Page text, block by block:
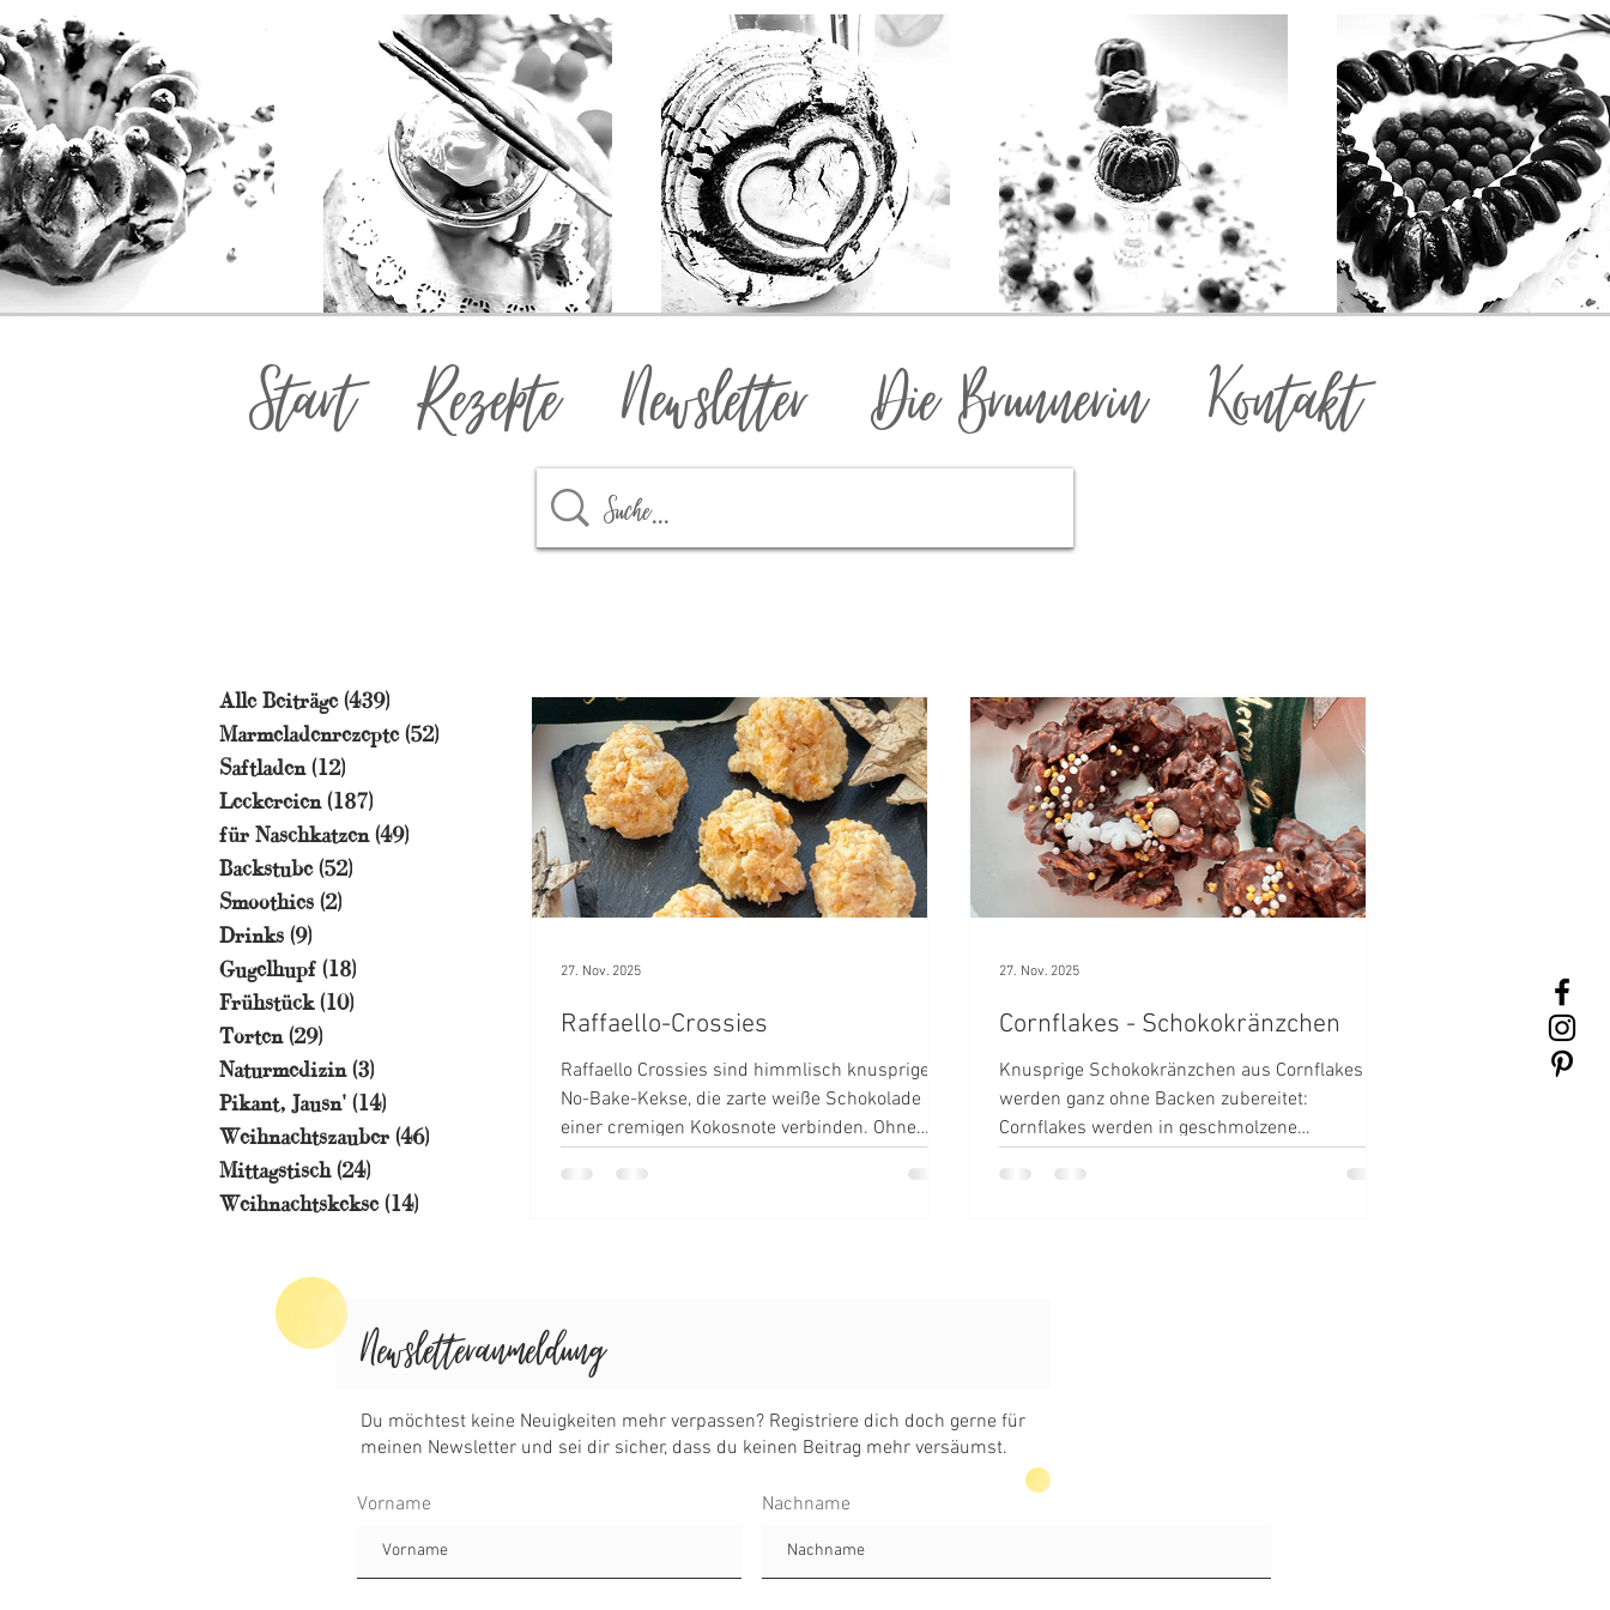
Start Rezepte Newsletter Die Brunnerin Kontakt
Alle Beiträge (439)
Marmeladenrezepte (52) 52 Beiträge
Saftladen (12)
Leckereien (187)
für Naschkatzen (49)
Backstube (52)
Smoothies (2)
Drinks (9)
Gugelhupf (18)
Frühstück (10)
Torten (29)
Naturmedizin (3)
Pikant, Jausn' (14)
Weihnachtszauber (46)
Mittagstisch (24)
Weihnachtskekse (14)
Raffaello-Crossies
Raffaello Crossies sind himmlisch knusprige
No-Bake-Kekse, die zarte weiße Schokolade mit
einer cremigen Kokosnote verbinden. Ohne
samtige Kokoscreme zu einer unwiderstehlich
27. Nov. 2025
Cornflakes - Schokokränzchen
Knusprige Schokokränzchen aus Cornflakes
werden ganz ohne Backen zubereitet:
Cornflakes werden in geschmolzene
geformt. Meine Kränzchenliebe verpackt in
27. Nov. 2025
Vorname Nachname